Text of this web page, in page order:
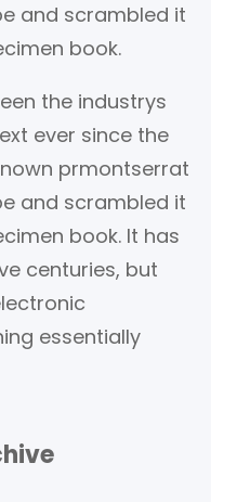
and scrambled it
book.
the industrys
ever since the
prmontserrat
and scrambled it
book. It has
centuries, but
essentially